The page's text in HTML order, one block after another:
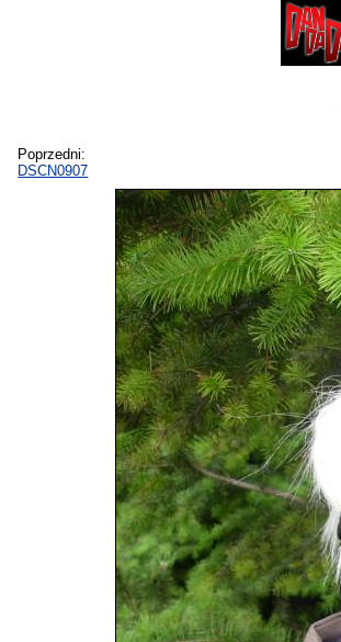
Poprzedni:
DSCN0907